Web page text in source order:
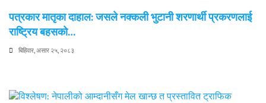
पत्रकार मातृका दाहाल: जसले नक्कली भुटानी शरणार्थी प्रकरणलाई
राष्ट्रिय बहसको…
बिहिवार, असार २५, २०८३